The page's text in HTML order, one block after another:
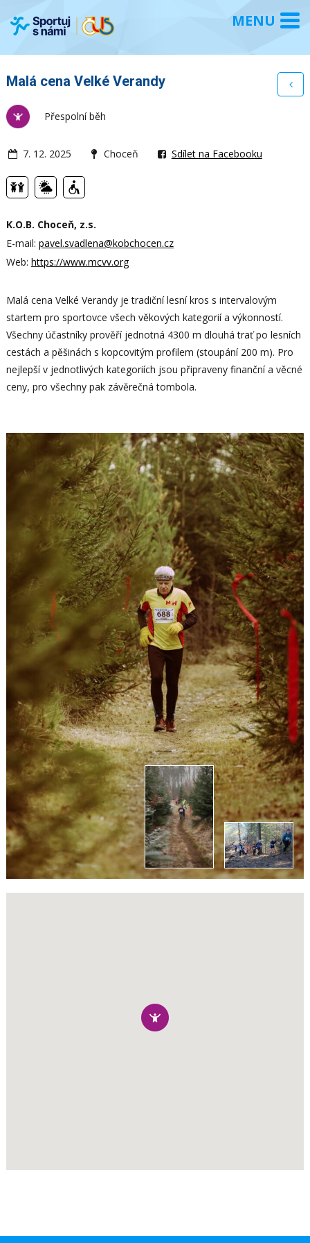
Malá cena Velké Verandy
Přespolní běh
7. 12. 2025 Choceň Sdílet na Facebooku
K.O.B. Choceň, z.s.
E-mail: pavel.svadlena@kobchocen.cz
Web: https://www.mcvv.org
Malá cena Velké Verandy je tradiční lesní kros s intervalovým
startem pro sportovce všech věkových kategorií a výkonností.
Všechny účastníky prověří jednotná 4300 m dlouhá trať po lesních
cestách a pěšinách s kopcovitým profilem (stoupání 200 m). Pro
nejlepší v jednotlivých kategoriích jsou připraveny finanční a věcné
ceny, pro všechny pak závěrečná tombola.